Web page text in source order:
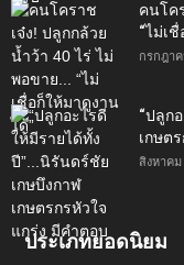
คนโค
“ไม่เ
กรกฎา
“ปลูก
เกษต
สิงหาคม
ประเภทยอดนิยม